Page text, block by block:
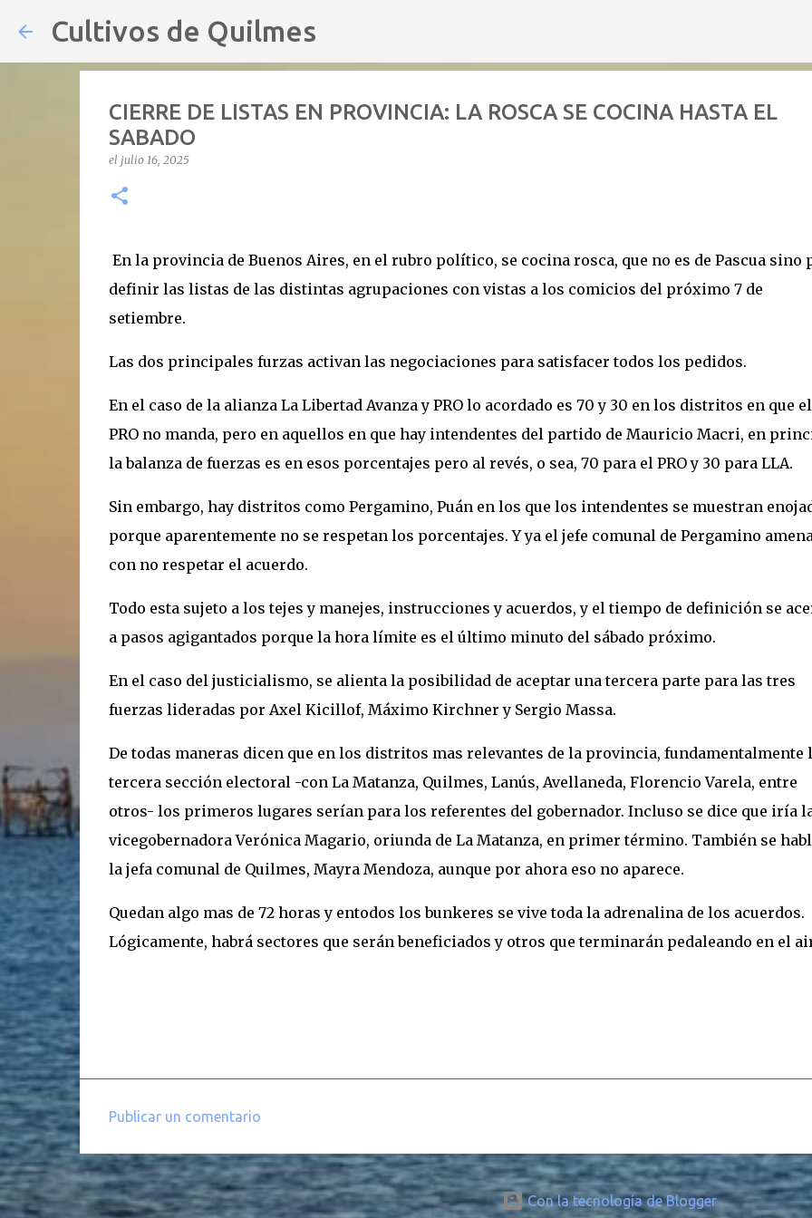
Cultivos de Quilmes
CIERRE DE LISTAS EN PROVINCIA: LA ROSCA SE COCINA HASTA EL
SABADO
el julio 16, 2025
En la provincia de Buenos Aires, en el rubro político, se cocina rosca, que no es de Pascua sino
definir las listas de las distintas agrupaciones con vistas a los comicios del próximo 7 de
setiembre.
Las dos principales furzas activan las negociaciones para satisfacer todos los pedidos.
En el caso de la alianza La Libertad Avanza y PRO lo acordado es 70 y 30 en los distritos en que el
PRO no manda, pero en aquellos en que hay intendentes del partido de Mauricio Macri, en
la balanza de fuerzas es en esos porcentajes pero al revés, o sea, 70 para el PRO y 30 para LLA.
Sin embargo, hay distritos como Pergamino, Puán en los que los intendentes se muestran
porque aparentemente no se respetan los porcentajes. Y ya el jefe comunal de Pergamino
con no respetar el acuerdo.
Todo esta sujeto a los tejes y manejes, instrucciones y acuerdos, y el tiempo de definición se
a pasos agigantados porque la hora límite es el último minuto del sábado próximo.
En el caso del justicialismo, se alienta la posibilidad de aceptar una tercera parte para las tres
fuerzas lideradas por Axel Kicillof, Máximo Kirchner y Sergio Massa.
De todas maneras dicen que en los distritos mas relevantes de la provincia, fundamentalmente
tercera sección electoral -con La Matanza, Quilmes, Lanús, Avellaneda, Florencio Varela, entre
otros- los primeros lugares serían para los referentes del gobernador. Incluso se dice que iría
vicegobernadora Verónica Magario, oriunda de La Matanza, en primer término. También se
la jefa comunal de Quilmes, Mayra Mendoza, aunque por ahora eso no aparece.
Quedan algo mas de 72 horas y entodos los bunkeres se vive toda la adrenalina de los acuerdos.
Lógicamente, habrá sectores que serán beneficiados y otros que terminarán pedaleando en el
o
m
e
Publicar un comentario
Con la tecnología de Blogger